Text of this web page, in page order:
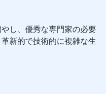
し、優秀な専門家の必要
新的で技術的に複雑な生